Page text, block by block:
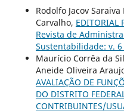
Rodolfo Jacov
Carvalho, EDITORIAL
Revista de
Sustentabilidade: v. 6
Maurício Corrêa da
Aneide Oliveira
AVALIAÇÃO DE
DO DISTRITO
CONTRIBUINTES/